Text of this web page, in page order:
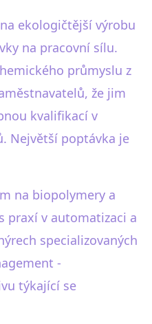
ekologičtější výrobu
na pracovní sílu.
průmyslu z
že jim
kvalifikací v
Největší poptávka je
na biopolymery a
praxí v automatizaci a
specializovaných
-
týkající se